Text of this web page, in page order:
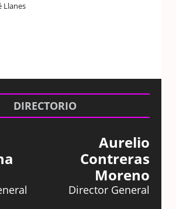
Llanes
DIRECTORIO
Aurelio
Contreras
Moreno
Director General